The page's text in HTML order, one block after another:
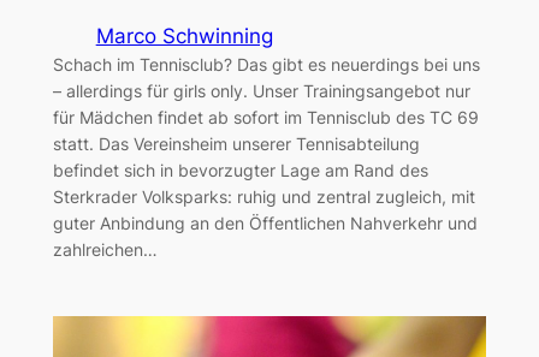
Marco Schwinning
Schach im Tennisclub? Das gibt es neuerdings bei uns
– allerdings für girls only. Unser Trainingsangebot nur
für Mädchen findet ab sofort im Tennisclub des TC 69
statt. Das Vereinsheim unserer Tennisabteilung
befindet sich in bevorzugter Lage am Rand des
Sterkrader Volksparks: ruhig und zentral zugleich, mit
guter Anbindung an den Öffentlichen Nahverkehr und
zahlreichen…